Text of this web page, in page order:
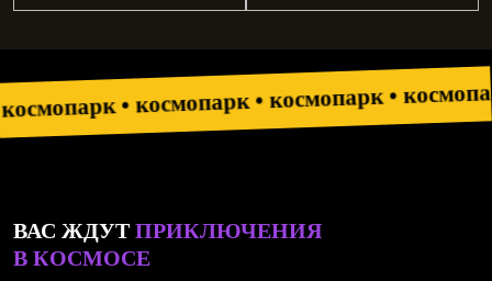
•космопарк •космопарк •космопарк
ВАС ЖДУТ ПРИКЛЮЧЕНИЯ
В КОСМОСЕ